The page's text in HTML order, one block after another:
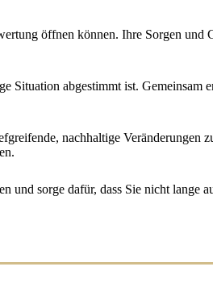
öffnen können. Ihre Sorgen und
Situation abgestimmt ist.
nachhaltige Veränderungen
sorge dafür, dass Sie nicht lange